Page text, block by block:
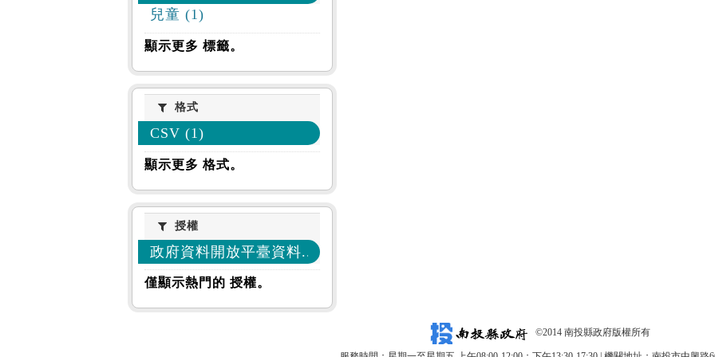
兒童 (1)
顯示更多 標籤。
格式格式
CSV (1)
顯示更多 格式。
授權授權
政府資料開放平臺資料... (1)
僅顯示熱門的 授權。
©2014 南投縣政府版權所有